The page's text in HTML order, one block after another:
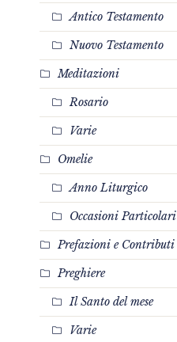
Antico Testamento
Nuovo Testamento
Meditazioni
Rosario
Varie
Omelie
Anno Liturgico
Occasioni Particolari
Prefazioni e Contributi
Preghiere
Il Santo del mese
Varie